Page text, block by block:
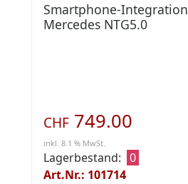
Smartphone-
Mercedes NTG5.0
CHF 749.00
inkl. 8.1 % MwSt.
Lagerbestand: 0
Art.Nr.: 101714